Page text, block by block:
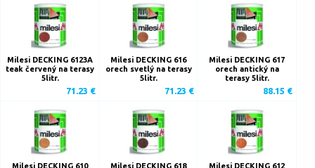
Milesi DECKING 6123A
teak červený na terasy
5litr.
71.23 €
Milesi DECKING 616
orech svetlý na terasy
5litr.
71.23 €
Milesi DECKING 617
orech antický na
terasy 5litr.
88.15 €
Milesi DECKING 610
Milesi DECKING 618
Milesi DECKING 612